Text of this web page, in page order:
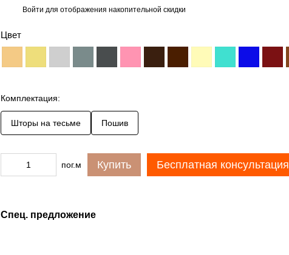
Войти для отображения накопительной скидки
Цвет
Комплектация:
Шторы на тесьме Пошив
пог.м Купить Бесплатная консультация
Спец. предложение